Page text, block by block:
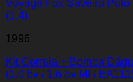
1996
Kit Correia + Bomba
(1.0 8v / 1.6 8v MI /